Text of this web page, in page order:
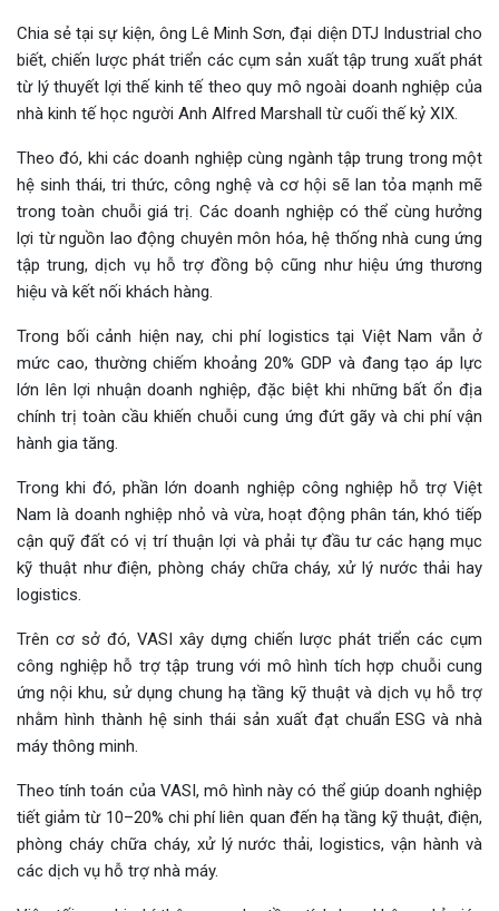
Chia sẻ tại sự kiện, ông Lê Minh Sơn, đại diện DTJ Industrial cho
biết, chiến lược phát triển các cụm sản xuất tập trung xuất phát
từ lý thuyết lợi thế kinh tế theo quy mô ngoài doanh nghiệp của
nhà kinh tế học người Anh Alfred Marshall từ cuối thế kỷ XIX.
Theo đó, khi các doanh nghiệp cùng ngành tập trung trong một
hệ sinh thái, tri thức, công nghệ và cơ hội sẽ lan tỏa mạnh mẽ
trong toàn chuỗi giá trị. Các doanh nghiệp có thể cùng hưởng
lợi từ nguồn lao động chuyên môn hóa, hệ thống nhà cung ứng
tập trung, dịch vụ hỗ trợ đồng bộ cũng như hiệu ứng thương
hiệu và kết nối khách hàng.
Trong bối cảnh hiện nay, chi phí logistics tại Việt Nam vẫn ở
mức cao, thường chiếm khoảng 20% GDP và đang tạo áp lực
lớn lên lợi nhuận doanh nghiệp, đặc biệt khi những bất ổn địa
chính trị toàn cầu khiến chuỗi cung ứng đứt gãy và chi phí vận
hành gia tăng.
Trong khi đó, phần lớn doanh nghiệp công nghiệp hỗ trợ Việt
Nam là doanh nghiệp nhỏ và vừa, hoạt động phân tán, khó tiếp
cận quỹ đất có vị trí thuận lợi và phải tự đầu tư các hạng mục
kỹ thuật như điện, phòng cháy chữa cháy, xử lý nước thải hay
logistics.
Trên cơ sở đó, VASI xây dựng chiến lược phát triển các cụm
công nghiệp hỗ trợ tập trung với mô hình tích hợp chuỗi cung
ứng nội khu, sử dụng chung hạ tầng kỹ thuật và dịch vụ hỗ trợ
nhằm hình thành hệ sinh thái sản xuất đạt chuẩn ESG và nhà
máy thông minh.
Theo tính toán của VASI, mô hình này có thể giúp doanh nghiệp
tiết giảm từ 10–20% chi phí liên quan đến hạ tầng kỹ thuật, điện,
phòng cháy chữa cháy, xử lý nước thải, logistics, vận hành và
các dịch vụ hỗ trợ nhà máy.